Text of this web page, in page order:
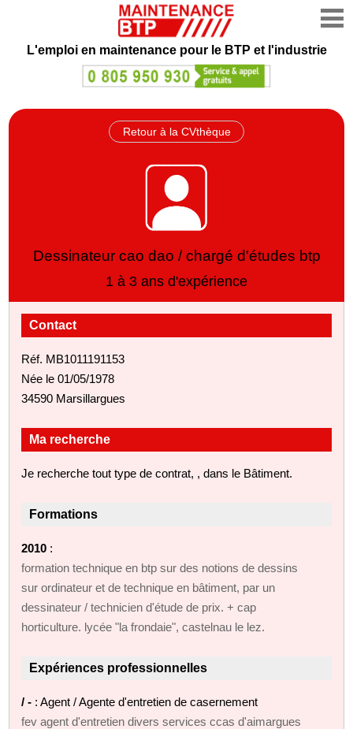
L'emploi en maintenance pour le BTP et l'industrie
Retour à la CVthèque
Dessinateur cao dao / chargé d'études btp
1 à 3 ans d'expérience
Contact
Réf. MB1011191153
Née le 01/05/1978
34590 Marsillargues
Ma recherche
Je recherche tout type de contrat, , dans le Bâtiment.
Formations
2010 :
formation technique en btp sur des notions de dessins
sur ordinateur et de technique en bâtiment, par un
dessinateur / technicien d'étude de prix. + cap
horticulture. lycée "la frondaie", castelnau le lez.
Expériences professionnelles
/ - : Agent / Agente d'entretien de casernement
fev agent d'entretien divers services ccas d'aimargues